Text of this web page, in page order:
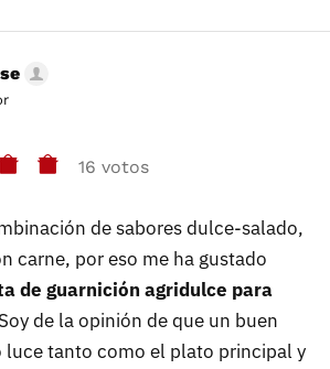
16 votos
de sabores dulce-salado,
carne, por eso me ha gustado
de guarnición agridulce para
de la opinión de que un buen
luce tanto como el plato principal y